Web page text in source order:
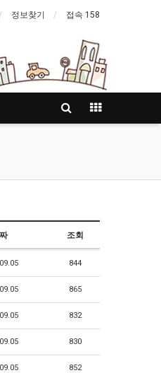
정보찾기 접속 158
조회
844
865
832
830
852